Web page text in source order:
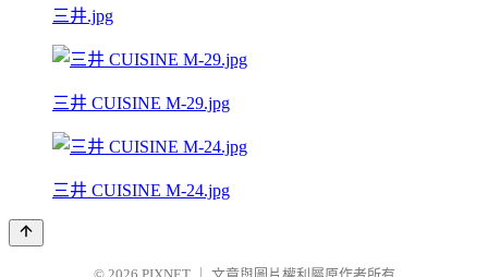
三井.jpg
三井 CUISINE M-29.jpg
三井 CUISINE M-24.jpg